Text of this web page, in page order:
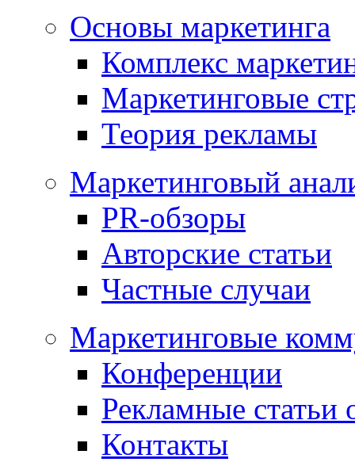
Основы маркетинга
Комплекс
Маркетинговые
Теория рекламы
Маркетинговый
PR-обзоры
Авторские статьи
Частные случаи
Маркетинговые
Конференции
Рекламные статьи
Контакты